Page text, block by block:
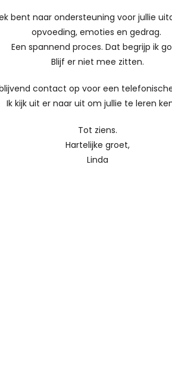
bent naar ondersteuning voor jullie
opvoeding, emoties en gedrag.
Een spannend proces. Dat begrijp ik
Blijf er niet mee zitten.
contact op voor een
Ik kijk uit er naar uit om jullie te leren
Tot ziens.
Hartelijke groet,
Linda